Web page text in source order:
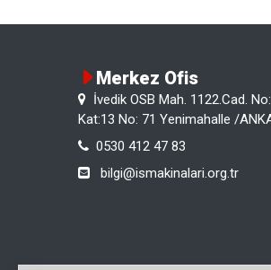
Merkez Ofis
İvedik OSB Mah. 1122.Cad.
Kat:13 No: 71 Yenimahalle /
0530 412 47 83
bilgi@ismakinalari.org.tr